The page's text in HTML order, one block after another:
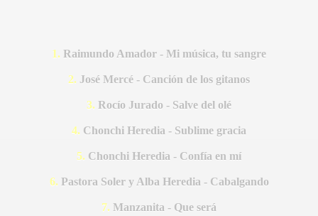
1. Raimundo Amador - Mi música, tu sangre
2. José Mercé - Canción de los gitanos
3. Rocío Jurado - Salve del olé
4. Chonchi Heredia - Sublime gracia
5. Chonchi Heredia - Confía en mí
6. Pastora Soler y Alba Heredia - Cabalgando
7. Manzanita - Que será
OBREGÓN